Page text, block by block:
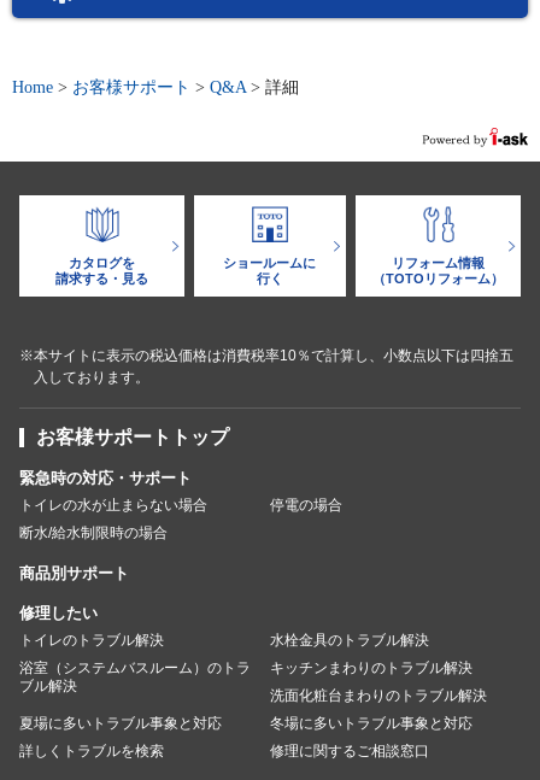
Home > お客様サポート > Q&A > 詳細
カタログを
請求する・見る
ショールームに
行く
リフォーム情報
（TOTOリフォーム）
※本サイトに表示の税込価格は消費税率10％で計算し、小数点以下は四捨五
入しております。
お客様サポートトップ
緊急時の対応・サポート
トイレの水が止まらない場合
停電の場合
断水/給水制限時の場合
商品別サポート
修理したい
トイレのトラブル解決
水栓金具のトラブル解決
浴室（システムバスルーム）のトラ
ブル解決
キッチンまわりのトラブル解決
洗面化粧台まわりのトラブル解決
夏場に多いトラブル事象と対応
冬場に多いトラブル事象と対応
詳しくトラブルを検索
修理に関するご相談窓口